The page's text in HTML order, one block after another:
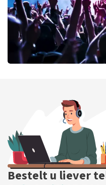
BESTEL NU
Bestelt u liever